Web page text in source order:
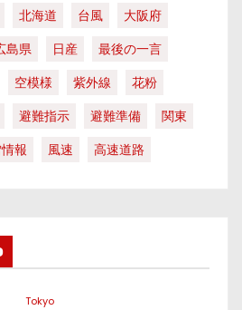
北海道 台風
大阪府
島県 日産
最後の一言
空模様 紫外線
花粉
避難指示 避難準備
関東
報 風速 高速道路
Tokyo